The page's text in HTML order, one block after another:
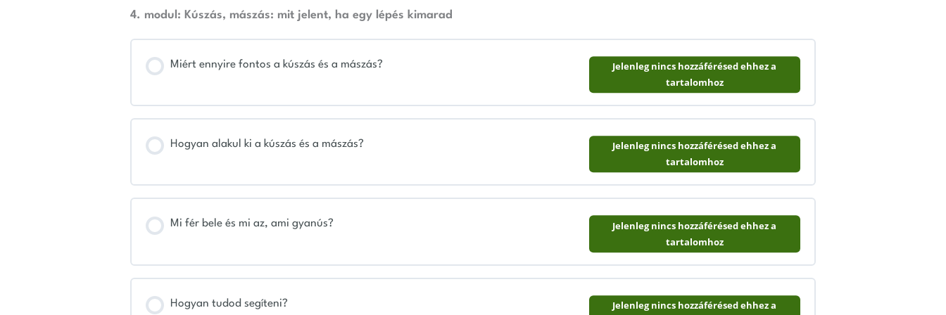
4. modul: Kúszás, mászás: mit jelent, ha egy lépés kimarad
Miért ennyire fontos a kúszás és a mászás?
Jelenleg nincs hozzáférésed ehhez a
tartalomhoz
Hogyan alakul ki a kúszás és a mászás?
Jelenleg nincs hozzáférésed ehhez a
tartalomhoz
Mi fér bele és mi az, ami gyanús?
Jelenleg nincs hozzáférésed ehhez a
tartalomhoz
Hogyan tudod segíteni? Jelenleg nincs hozzáférésed ehhez a